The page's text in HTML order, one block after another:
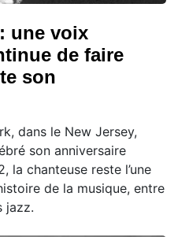
une voix
de faire
son
dans le New Jersey,
son anniversaire
la chanteuse reste l’une
de la musique, entre
jazz.